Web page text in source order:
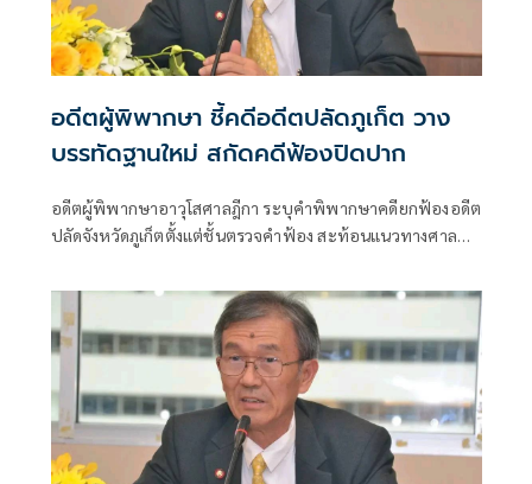
อดีตผู้พิพากษา ชี้คดีอดีตปลัดภูเก็ต วาง
บรรทัดฐานใหม่ สกัดคดีฟ้องปิดปาก
อดีตผู้พิพากษาอาวุโสศาลฎีกา ระบุคำพิพากษาคดียกฟ้องอดีต
ปลัดจังหวัดภูเก็ตตั้งแต่ชั้นตรวจคำฟ้อง สะท้อนแนวทางศาล
สิทธิฟ้องร้องต้องใช้โดยสุจริต ไม่ใช่เป็นเครื่องมือกดดันผู้ร้อง
เรียนทุจริต